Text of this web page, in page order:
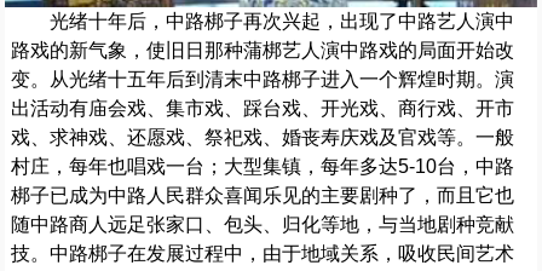
光绪十年后，中路梆子再次兴起，出现了中路艺人演中
路戏的新气象，使旧日那种蒲梆艺人演中路戏的局面开始改
变。从光绪十五年后到清末中路梆子进入一个辉煌时期。演
出活动有庙会戏、集市戏、踩台戏、开光戏、商行戏、开市
戏、求神戏、还愿戏、祭祀戏、婚丧寿庆戏及官戏等。一般
村庄，每年也唱戏一台；大型集镇，每年多达5-10台，中路
梆子已成为中路人民群众喜闻乐见的主要剧种了，而且它也
随中路商人远足张家口、包头、归化等地，与当地剧种竞献
技。中路梆子在发展过程中，由于地域关系，吸收民间艺术